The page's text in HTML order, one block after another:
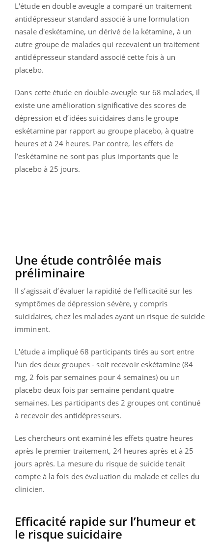
L'étude en double aveugle a comparé un traitement
antidépresseur standard associé à une formulation
nasale d'eskétamine, un dérivé de la kétamine, à un
autre groupe de malades qui recevaient un traitement
antidépresseur standard associé cette fois à un
placebo.
Dans cette étude en double-aveugle sur 68 malades, il
existe une amélioration significative des scores de
dépression et d’idées suicidaires dans le groupe
eskétamine par rapport au groupe placebo, à quatre
heures et à 24 heures. Par contre, les effets de
l’eskétamine ne sont pas plus importants que le
placebo à 25 jours.
Une étude contrôlée mais
préliminaire
Il s’agissait d’évaluer la rapidité de l’efficacité sur les
symptômes de dépression sévère, y compris
suicidaires, chez les malades ayant un risque de suicide
imminent.
L'étude a impliqué 68 participants tirés au sort entre
l'un des deux groupes - soit recevoir eskétamine (84
mg, 2 fois par semaines pour 4 semaines) ou un
placebo deux fois par semaine pendant quatre
semaines. Les participants des 2 groupes ont continué
à recevoir des antidépresseurs.
Les chercheurs ont examiné les effets quatre heures
après le premier traitement, 24 heures après et à 25
jours après. La mesure du risque de suicide tenait
compte à la fois des évaluation du malade et celles du
clinicien.
Efficacité rapide sur l’humeur et
le risque suicidaire